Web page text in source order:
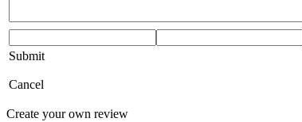
Submit
Cancel
Create your own review